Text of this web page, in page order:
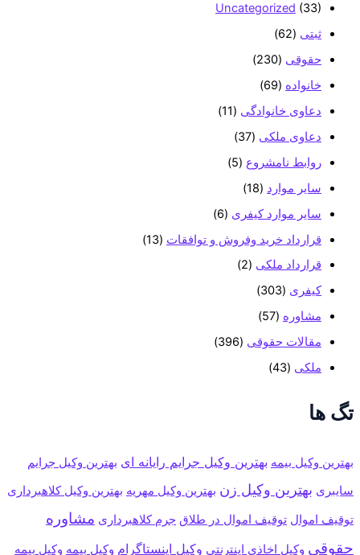
Uncategorized (33)
ثبتی (62)
حقوقی (230)
خانواده (69)
دعاوی خانوادگی (11)
دعاوی ملکی (37)
روابط نامشروع (5)
سایر موارد (18)
سایر موارد کیفری (6)
قرارداد خرید وفروش و توافقات (13)
قرارداد ملکی (2)
کیفری (303)
مشاوره (57)
مقالات حقوقی (396)
ملکی (43)
تگ ها
بهترین وکیل بیمه بهترین وکیل جرایم رایانه ای بهترین وکیل جرایم
سایبری بهترین وکیل زن بهترین وکیل مهریه بهترین وکیل کلاهبرداری
توقیف اموال توقیف اموال در طلاق جرم کلاهبرداری مشاوره
حقوقی وکیل اخاذی اینترنتی وکیل اینستاگرام وکیل بیمه وکیل بیمه